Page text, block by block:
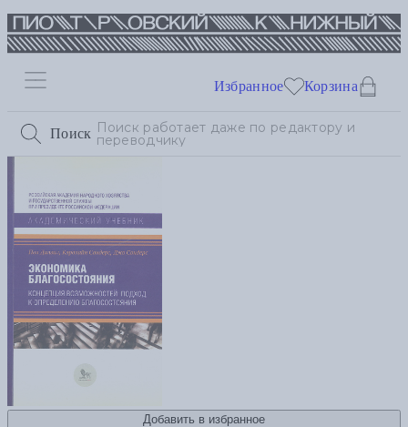
Поиск
Избранное Корзина
Добавить в избранное